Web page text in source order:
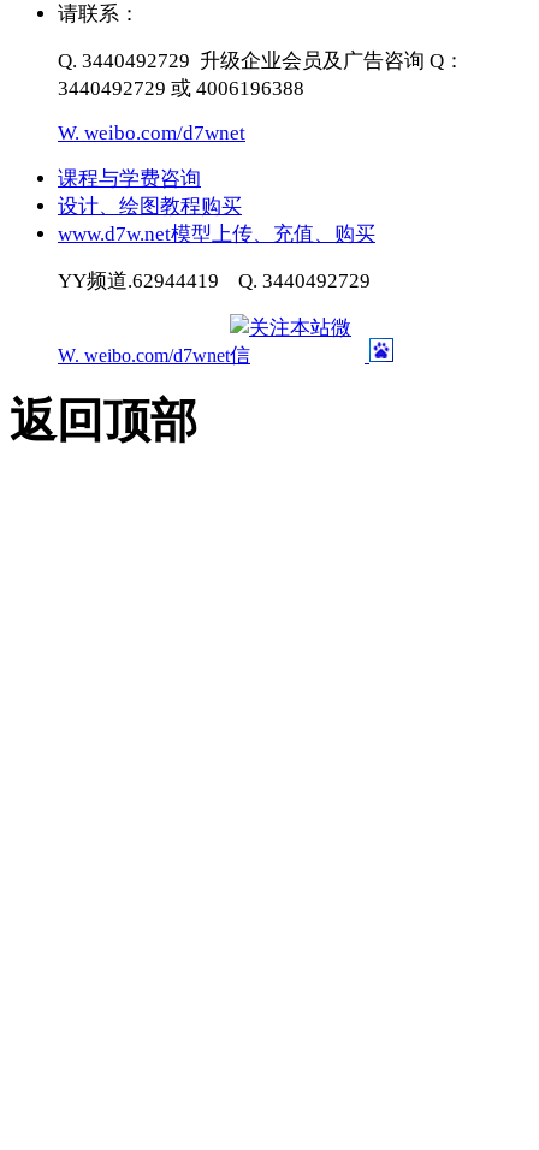
请联系：
Q. 3440492729 升级企业会员及广告咨询 Q：
3440492729 或 4006196388
W. weibo.com/d7wnet
课程与学费咨询
设计、绘图教程购买
www.d7w.net模型上传、充值、购买
YY频道.62944419 Q. 3440492729
W. weibo.com/d7wnet
返回顶部